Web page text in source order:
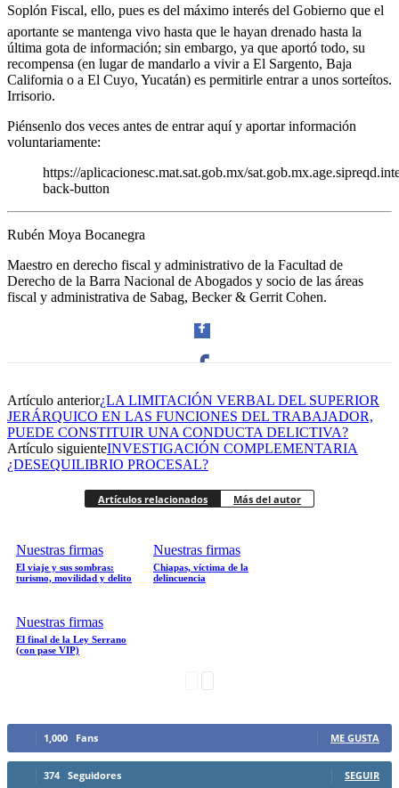
Soplón Fiscal, ello, pues es del máximo interés del Gobierno que el
aportante se mantenga vivo hasta que le hayan drenado hasta la
última gota de información; sin embargo, ya que aportó todo, su
recompensa (en lugar de mandarlo a vivir a El Sargento, Baja
California o a El Cuyo, Yucatán) es permitirle entrar a unos sorteítos.
Irrisorio.
Piénsenlo dos veces antes de entrar aquí y aportar información
voluntariamente:
https://aplicacionesc.mat.sat.gob.mx/
back-button
Rubén Moya Bocanegra
Maestro en derecho fiscal y administrativo de la Facultad de
Derecho de la Barra Nacional de Abogados y socio de las áreas
fiscal y administrativa de Sabag, Becker & Gerrit Cohen.
Facebook
Twitter
Artículo anterior¿LA LIMITACIÓN VERBAL DEL SUPERIOR
JERÁRQUICO EN LAS FUNCIONES DEL TRABAJADOR,
PUEDE CONSTITUIR UNA CONDUCTA DELICTIVA?
Artículo siguienteINVESTIGACIÓN COMPLEMENTARIA
¿DESEQUILIBRIO PROCESAL?
Artículos relacionados Más del autor
Nuestras firmas
El viaje y sus sombras:
turismo, movilidad y delito
Nuestras firmas
Chiapas, víctima de la
delincuencia
Nuestras firmas
El final de la Ley Serrano
(con pase VIP)
1,000 Fans ME GUSTA
374 Seguidores SEGUIR